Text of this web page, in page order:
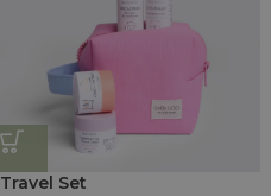
Travel Set